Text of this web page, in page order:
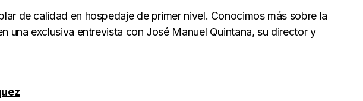
de calidad en hospedaje de primer nivel. Conocimos más sobre la
una exclusiva entrevista con José Manuel Quintana, su director y